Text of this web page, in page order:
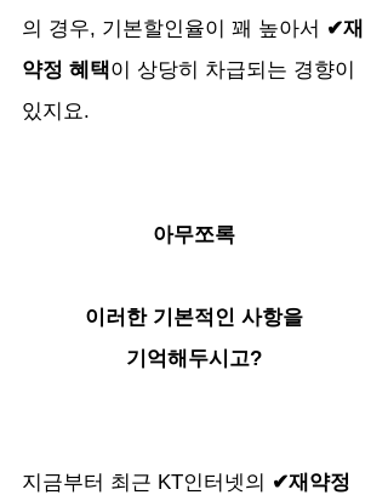
의 경우, 기본할인율이 꽤 높아서 ✔재
약정 혜택이 상당히 차급되는 경향이
있지요.
아무쪼록
이러한 기본적인 사항을
기억해두시고?
지금부터 최근 KT인터넷의 ✔재약정